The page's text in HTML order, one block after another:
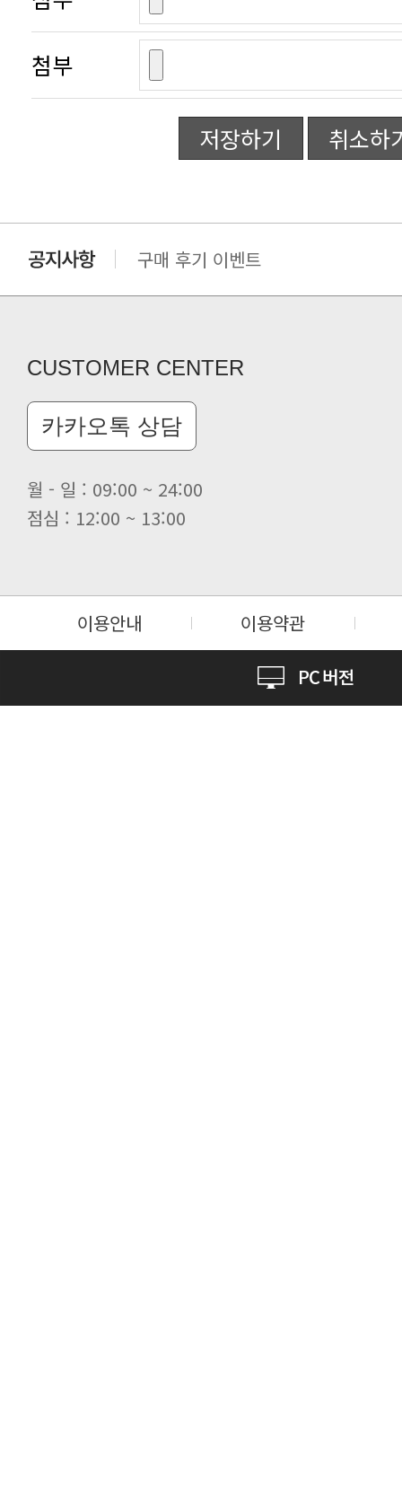
첨부
저장하기 취소하
구매 후기 이벤트
CUSTOMER CENTER
카카오톡 상담
월 - 일 : 09:00 ~ 24:00
점심 : 12:00 ~ 13:00
이용안내 이용약관